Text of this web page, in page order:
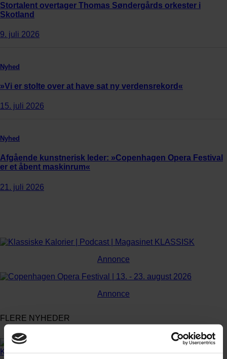
Stortalent overtager Thomas Søndergårds orkester i
Skotland
9. juli 2026
Nyhed
»Vi er stolte over at have sat ny verdensrekord«
15. juli 2026
Nyhed
Afgående kunstnerisk leder: »Copenhagen Opera Festival
er et åbent maskinrum«
21. juli 2026
Annonce
Annonce
FLERE NYHEDER